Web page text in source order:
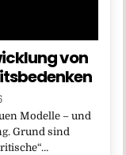
von
Modelle – und
Grund sind